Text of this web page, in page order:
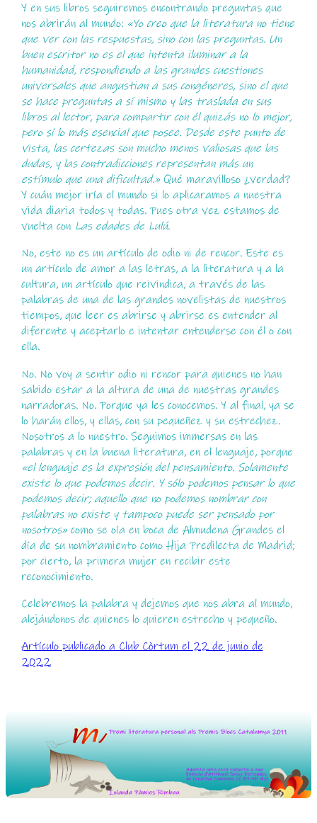
Y en sus libros seguiremos encontrando preguntas que
nos abrirán al mundo: «Yo creo que la literatura no tiene
que ver con las respuestas, sino con las preguntas. Un
buen escritor no es el que intenta iluminar a la
humanidad, respondiendo a las grandes cuestiones
universales que angustian a sus congéneres, sino el que
se hace preguntas a sí mismo y las traslada en sus
libros al lector, para compartir con él quizás no lo mejor,
pero sí lo más esencial que posee. Desde este punto de
vista, las certezas son mucho menos valiosas que las
dudas, y las contradicciones representan más un
estímulo que una dificultad.»Qué maravilloso ¿verdad?
Y cuán mejor iría el mundo si lo aplicaramos a nuestra
vida diaria todos y todas. Pues otra vez estamos de
vuelta con Las edades de Lulú.
No, este no es un artículo de odio ni de rencor. Este es
un artículo de amor a las letras, a la literatura y a la
cultura, un artículo que reivindica, a través de las
palabras de una de las grandes novelistas de nuestros
tiempos, que leer es abrirse y abrirse es entender al
diferente y aceptarlo e intentar entenderse con él o con
ella.
No. No voy a sentir odio ni rencor para quienes no han
sabido estar a la altura de una de nuestras grandes
narradoras. No. Porque ya les conocemos. Y al final, ya se
lo harán ellos, y ellas, con su pequeñez y su estrechez.
Nosotros a lo nuestro. Seguimos immersas en las
palabras y en la buena literatura, en el lenguaje, porque
«el lenguaje es la expresión del pensamiento. Solamente
existe lo que podemos decir. Y sólo podemos pensar lo que
podemos decir; aquello que no podemos nombrar con
palabras no existe y tampoco puede ser pensado por
nosotros»como se oía en boca de Almudena Grandes el
día de su nombramiento como Hija Predilecta de Madrid;
por cierto, la primera mujer en recibir este
reconocimiento.
Celebremos la palabra y dejemos que nos abra al mundo,
alejándonos de quienes lo quieren estrecho y pequeño.
Artículo publicado a Club Còrtum el 22 de junio de
2022